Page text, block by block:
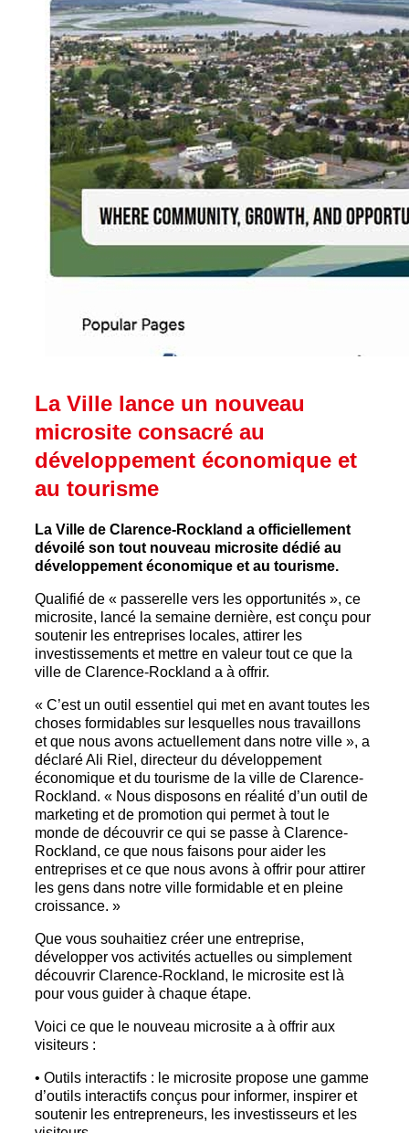
La Ville lance un nouveau
microsite consacré au
développement économique et
au tourisme
La Ville de Clarence-Rockland a officiellement
dévoilé son tout nouveau microsite dédié au
développement économique et au tourisme.
Qualifié de « passerelle vers les opportunités », ce
microsite, lancé la semaine dernière, est conçu pour
soutenir les entreprises locales, attirer les
investissements et mettre en valeur tout ce que la
ville de Clarence-Rockland a à offrir.
« C’est un outil essentiel qui met en avant toutes les
choses formidables sur lesquelles nous travaillons
et que nous avons actuellement dans notre ville », a
déclaré Ali Riel, directeur du développement
économique et du tourisme de la ville de Clarence-
Rockland. « Nous disposons en réalité d’un outil de
marketing et de promotion qui permet à tout le
monde de découvrir ce qui se passe à Clarence-
Rockland, ce que nous faisons pour aider les
entreprises et ce que nous avons à offrir pour attirer
les gens dans notre ville formidable et en pleine
croissance. »
Que vous souhaitiez créer une entreprise,
développer vos activités actuelles ou simplement
découvrir Clarence-Rockland, le microsite est là
pour vous guider à chaque étape.
Voici ce que le nouveau microsite a à offrir aux
visiteurs :
• Outils interactifs : le microsite propose une gamme
d’outils interactifs conçus pour informer, inspirer et
soutenir les entrepreneurs, les investisseurs et les